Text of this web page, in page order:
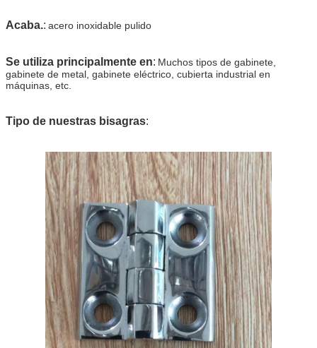
Acaba.: acero inoxidable pulido
Se utiliza principalmente en: Muchos tipos de gabinete,
gabinete de metal, gabinete eléctrico, cubierta industrial en
máquinas, etc.
Tipo de nuestras bisagras: